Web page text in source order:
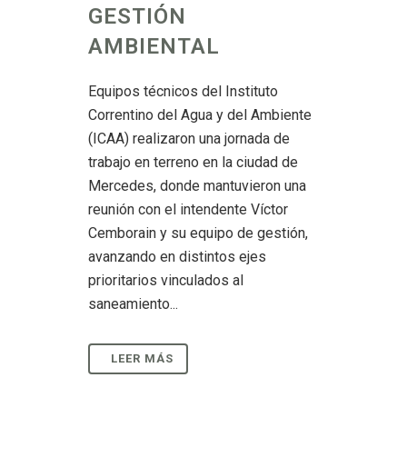
GESTIÓN
AMBIENTAL
Equipos técnicos del Instituto
Correntino del Agua y del Ambiente
(ICAA) realizaron una jornada de
trabajo en terreno en la ciudad de
Mercedes, donde mantuvieron una
reunión con el intendente Víctor
Cemborain y su equipo de gestión,
avanzando en distintos ejes
prioritarios vinculados al
saneamiento...